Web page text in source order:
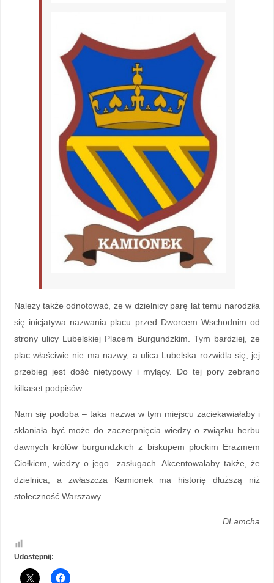
Należy także odnotować, że w dzielnicy parę lat temu narodziła
się inicjatywa nazwania placu przed Dworcem Wschodnim od
strony ulicy Lubelskiej Placem Burgundzkim. Tym bardziej, że
plac właściwie nie ma nazwy, a ulica Lubelska rozwidla się, jej
przebieg jest dość nietypowy i mylący. Do tej pory zebrano
kilkaset podpisów.
Nam się podoba – taka nazwa w tym miejscu zaciekawiałaby i
skłaniała być może do zaczerpnięcia wiedzy o związku herbu
dawnych królów burgundzkich z biskupem płockim Erazmem
Ciołkiem, wiedzy o jego zasługach. Akcentowałaby także, że
dzielnica, a zwłaszcza Kamionek ma historię dłuższą niż
stołeczność Warszawy.
DLamcha
Udostępnij: